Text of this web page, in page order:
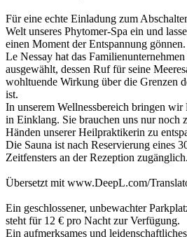
Für eine echte Einladung zum
Welt unseres Phytomer-Spa ein und
einen Moment der Entspannung gönnen.
Le Nessay hat das
ausgewählt, dessen Ruf für seine
wohltuende Wirkung über die Grenzen
ist.
In unserem Wellnessbereich bringen wir
in Einklang. Sie brauchen uns nur noch
Händen unserer Heilpraktikerin zu
Die Sauna ist nach Reservierung eines
Zeitfensters an der Rezeption zugänglich.
Übersetzt mit www.DeepL.com/
Ein geschlossener, unbewachter
steht für 12 € pro Nacht zur Verfügung.
Ein aufmerksames und